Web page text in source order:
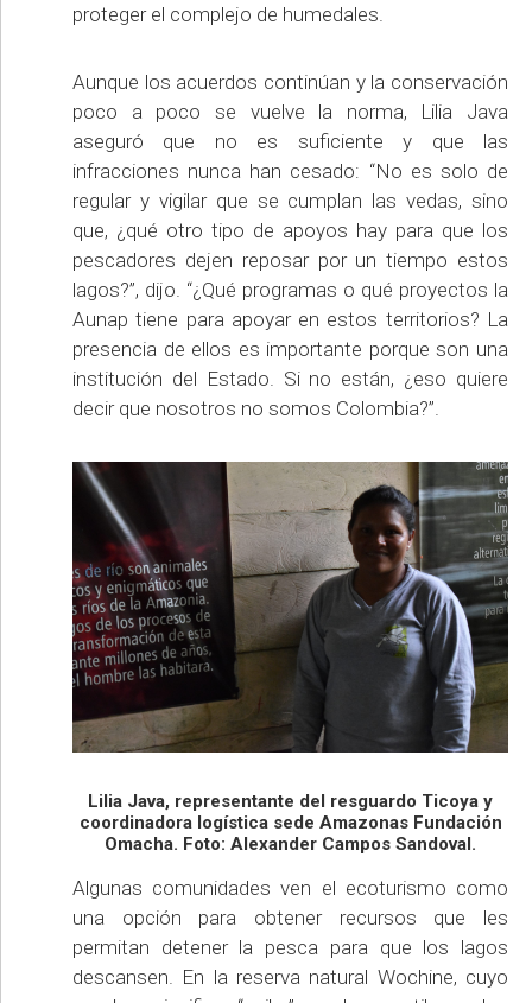
proteger el complejo de humedales.
Aunque los acuerdos continúan y la conservación
poco a poco se vuelve la norma, Lilia Java
aseguró que no es suficiente y que las
infracciones nunca han cesado: “No es solo de
regular y vigilar que se cumplan las vedas, sino
que, ¿qué otro tipo de apoyos hay para que los
pescadores dejen reposar por un tiempo estos
lagos?”, dijo. “¿Qué programas o qué proyectos la
Aunap tiene para apoyar en estos territorios? La
presencia de ellos es importante porque son una
institución del Estado. Si no están, ¿eso quiere
decir que nosotros no somos Colombia?”.
Lilia Java, representante del resguardo Ticoya y
coordinadora logística sede Amazonas Fundación
Omacha. Foto: Alexander Campos Sandoval.
Algunas comunidades ven el ecoturismo como
una opción para obtener recursos que les
permitan detener la pesca para que los lagos
descansen. En la reserva natural Wochine, cuyo